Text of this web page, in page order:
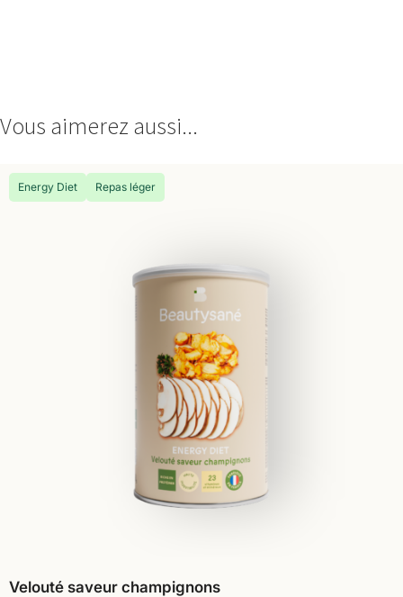
Vous aimerez aussi...
Energy Diet Repas léger
Velouté saveur champignons